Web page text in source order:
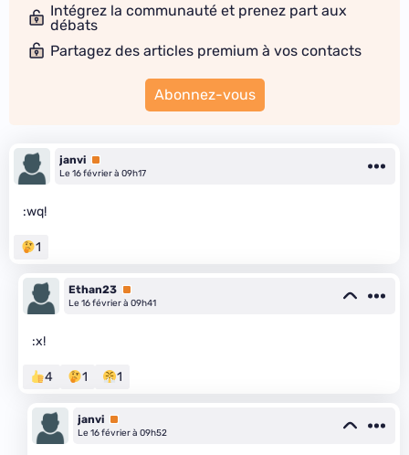
Intégrez la communauté et prenez part aux
débats
Partagez des articles premium à vos contacts
Abonnez-vous
janvi Premium
Le 16 février à 09h17
:wq!
1
Ethan23 Premium
Le 16 février à 09h41
:x!
4 1 1
janvi Premium
Le 16 février à 09h52